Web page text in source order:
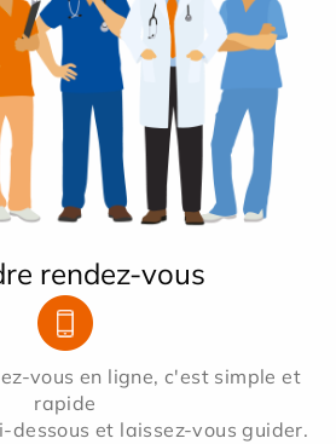
rendez-vous
vous en ligne, c'est simple et
rapide
dessous et laissez-vous guider.